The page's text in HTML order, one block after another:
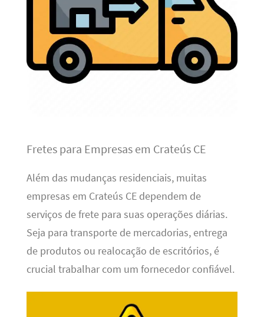
Fretes para Empresas em Crateús CE
Além das mudanças residenciais, muitas
empresas em Crateús CE dependem de
serviços de frete para suas operações diárias.
Seja para transporte de mercadorias, entrega
de produtos ou realocação de escritórios, é
crucial trabalhar com um fornecedor confiável.